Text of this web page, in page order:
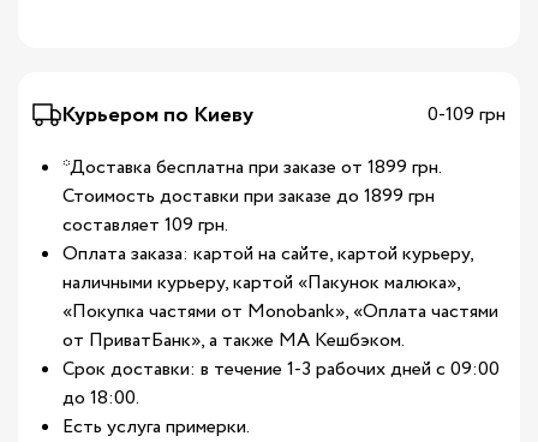
Курьером по Киеву
0-109 грн
*Доставка бесплатна при заказе от 1899 грн.
Стоимость доставки при заказе до 1899 грн
составляет 109 грн.
Оплата заказа: картой на сайте, картой курьеру,
наличными курьеру, картой «Пакунок малюка»,
«Покупка частями от Monobank», «Оплата частями
от ПриватБанк», а также МА Кешбэком.
Срок доставки: в течение 1-3 рабочих дней с 09:00
до 18:00.
Есть услуга примерки.